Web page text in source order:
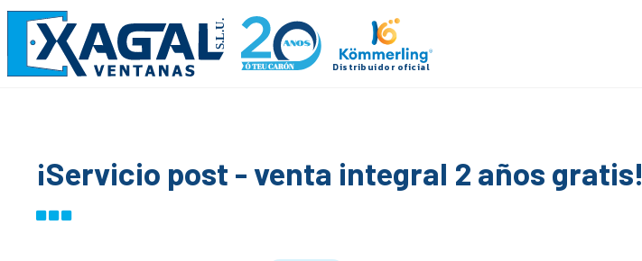
¡Servicio post - venta integral 2 años gratis!